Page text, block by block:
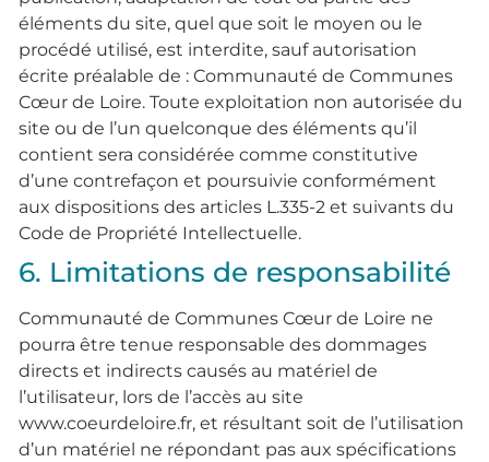
éléments du site, quel que soit le moyen ou le
procédé utilisé, est interdite, sauf autorisation
écrite préalable de : Communauté de Communes
Cœur de Loire. Toute exploitation non autorisée du
site ou de l’un quelconque des éléments qu’il
contient sera considérée comme constitutive
d’une contrefaçon et poursuivie conformément
aux dispositions des articles L.335-2 et suivants du
Code de Propriété Intellectuelle.
6. Limitations de responsabilité
Communauté de Communes Cœur de Loire ne
pourra être tenue responsable des dommages
directs et indirects causés au matériel de
l’utilisateur, lors de l’accès au site
www.coeurdeloire.fr, et résultant soit de l’utilisation
d’un matériel ne répondant pas aux spécifications